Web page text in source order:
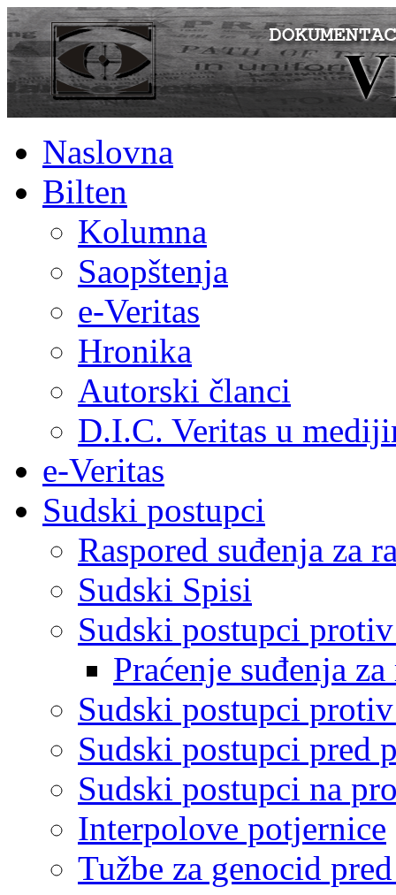
Naslovna
Bilten
Kolumna
Saopštenja
e-Veritas
Hronika
Autorski članci
D.I.C. Veritas u
e-Veritas
Sudski postupci
Raspored suđenja za
Sudski Spisi
Sudski postupci
Praćenje suđenja
Sudski postupci
Sudski postupci pred
Sudski postupci na
Interpolove potjernice
Tužbe za genocid